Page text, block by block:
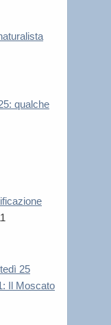
qualche
25
Il Moscato